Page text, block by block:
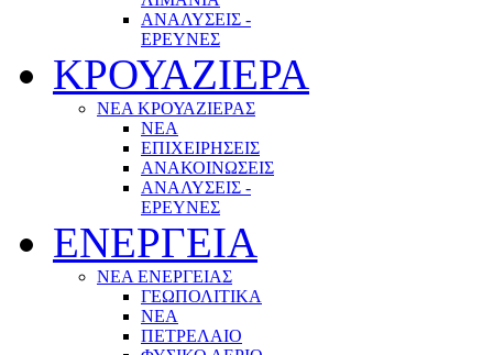
ΑΝΑΛΥΣΕΙΣ -
ΕΡΕΥΝΕΣ
ΚΡΟΥΑΖΙΕΡΑ
ΝΕΑ ΚΡΟΥΑΖΙΕΡΑΣ
NEA
ΕΠΙΧΕΙΡΗΣΕΙΣ
ΑΝΑΚΟΙΝΩΣΕΙΣ
ΑΝΑΛΥΣΕΙΣ -
ΕΡΕΥΝΕΣ
ΕΝΕΡΓΕΙΑ
ΝΕΑ ΕΝΕΡΓΕΙΑΣ
ΓΕΩΠΟΛΙΤΙΚΑ
ΝΕΑ
ΠΕΤΡΕΛΑΙΟ